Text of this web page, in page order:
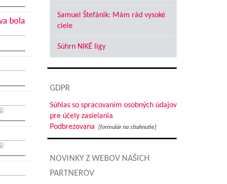
bola
Samuel Štefánik: Mám rád vysoké
ciele
Súhrn NIKÉ ligy
GDPR
Súhlas so spracovaním osobných údajov
pre účely zasielania
Podbrezovana
[formulár na stiahnutie]
NOVINKY Z WEBOV NAŠICH
PARTNEROV